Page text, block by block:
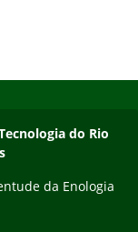
do Rio
da Enologia